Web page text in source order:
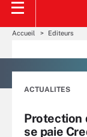
Accueil Editeurs
ACTUALITES
Protection
se paie